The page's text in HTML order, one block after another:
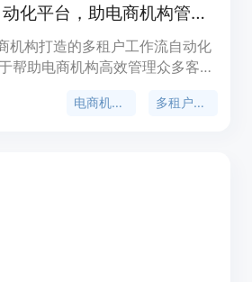
多租户工作流自动化平台，助电商机构管理50+客户，无需增员。
机构打造的多租户工作流自动化
帮助电商机构高效管理众多客
台集成，如Shopify、
电商机构自动化 多租户自动化平台